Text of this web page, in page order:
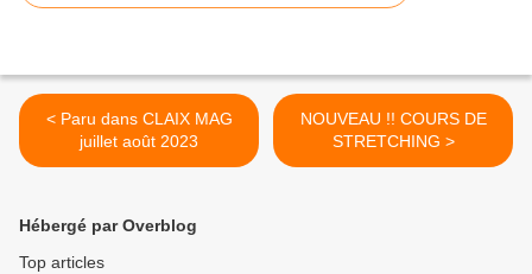
< Paru dans CLAIX MAG
juillet août 2023
NOUVEAU !! COURS DE
STRETCHING >
Hébergé par Overblog
Top articles